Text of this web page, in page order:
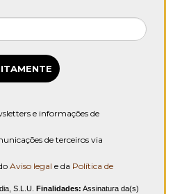
e informações de
de terceiros via
Aviso legal e da Política de
S.L.U. Finalidades: Assinatura da(s)